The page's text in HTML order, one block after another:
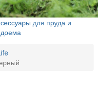
для пруда и